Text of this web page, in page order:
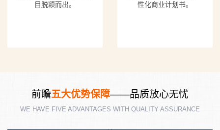
目脱颖而出。
性化商业计划书。
前瞻五大优势保障——品质放心无忧
WE HAVE FIVE ADVANTAGES WITH QUALITY ASSURANCE